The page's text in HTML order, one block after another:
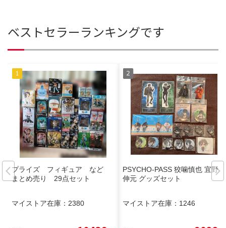
ベストセラーランキングです
プライズ フィギュア など
まとめ売り 29点セット
マイストア在庫： 2380
PSYCHO-PASS 狡噛慎也 宜野座
伸元 グッズセット
マイストア在庫： 1246